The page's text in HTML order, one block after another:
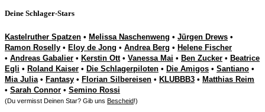
Deine Schlager-Stars
Kastelruther Spatzen • Melissa Naschenweng • Jürgen Drews •
Ramon Roselly • Eloy de Jong • Andrea Berg • Helene Fischer
• Andreas Gabalier • Kerstin Ott• Vanessa Mai • Ben Zucker • Beatrice
Egli • Roland Kaiser • Die Schlagerpiloten • Die Amigos • Santiano •
Mia Julia • Fantasy • Florian Silbereisen • KLUBBB3 • Matthias Reim
• Sarah Connor • Semino Rossi
(Du vermisst Deinen Star? Gib uns Bescheid!)